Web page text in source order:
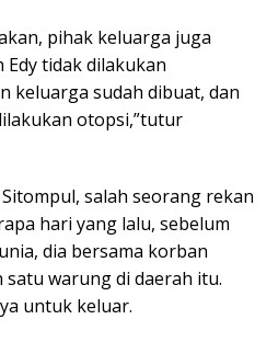
pihak keluarga juga
Edy tidak dilakukan
keluarga sudah dibuat, dan
otopsi,”tutur
salah seorang rekan
hari yang lalu, sebelum
dia bersama korban
warung di daerah itu.
untuk keluar.